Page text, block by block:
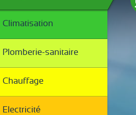
Climatisation
Plomberie-sanitaire
Chauffage
Electricité